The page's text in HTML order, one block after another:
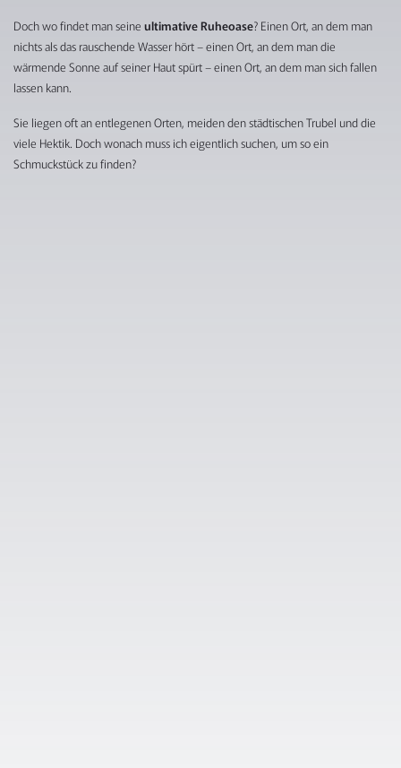
Doch wo findet man seine ultimative Ruheoase? Einen Ort, an dem man
nichts als das rauschende Wasser hört – einen Ort, an dem man die
wärmende Sonne auf seiner Haut spürt – einen Ort, an dem man sich fallen
lassen kann.
Sie liegen oft an entlegenen Orten, meiden den städtischen Trubel und die
viele Hektik. Doch wonach muss ich eigentlich suchen, um so ein
Schmuckstück zu finden?